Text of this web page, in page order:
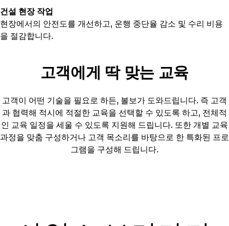
건설 현장 작업
현장에서의 안전도를 개선하고, 운행 중단율 감소 및 수리 비용
을 절감합니다.
고객에게 딱 맞는 교육
고객이 어떤 기술을 필요로 하든, 볼보가 도와드립니다. 즉 고객
과 협력해 적시에 적절한 교육을 선택할 수 있도록 하고, 전체적
인 교육 일정을 세울 수 있도록 지원해 드립니다. 또한 개별 교육
과정을 맞춤 구성하거나 고객 목소리를 바탕으로 한 특화된 프로
그램을 구성해 드립니다.